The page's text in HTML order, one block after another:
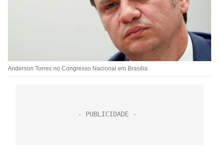
Anderson Torres no Congresso Nacional em Brasília